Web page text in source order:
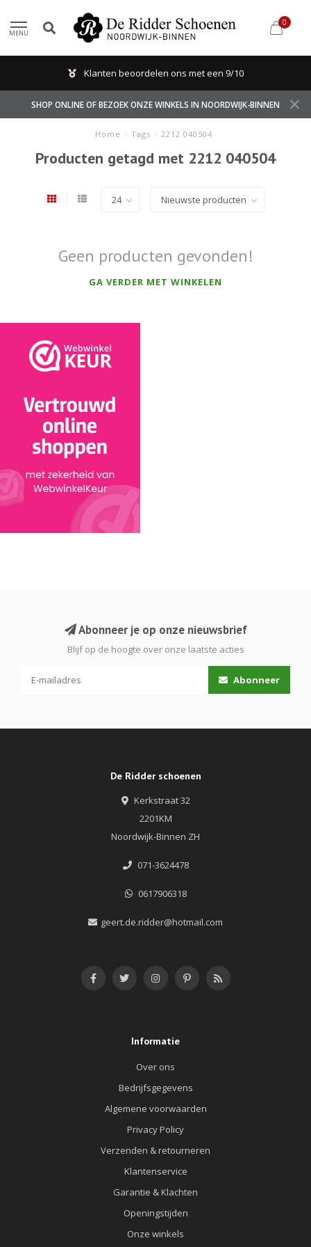
MENU
0
Klanten beoordelen ons met een 9/10
SHOP ONLINE OF BEZOEK ONZE WINKELS IN NOORDWIJK-BINNEN
Home / Tags / 2212 040504
Producten getagd met 2212 040504
Geen producten gevonden!
GA VERDER MET WINKELEN
Abonneer je op onze nieuwsbrief
Blijf op de hoogte over onze laatste acties
Abonneer
De Ridder schoenen
Kerkstraat 32
2201KM
Noordwijk-Binnen ZH
071-3624478
0617906318
geert.de.ridder@hotmail.com
Informatie
Over ons
Bedrijfsgegevens
Algemene voorwaarden
Privacy Policy
Verzenden & retourneren
Klantenservice
Garantie & Klachten
Openingstijden
Onze winkels